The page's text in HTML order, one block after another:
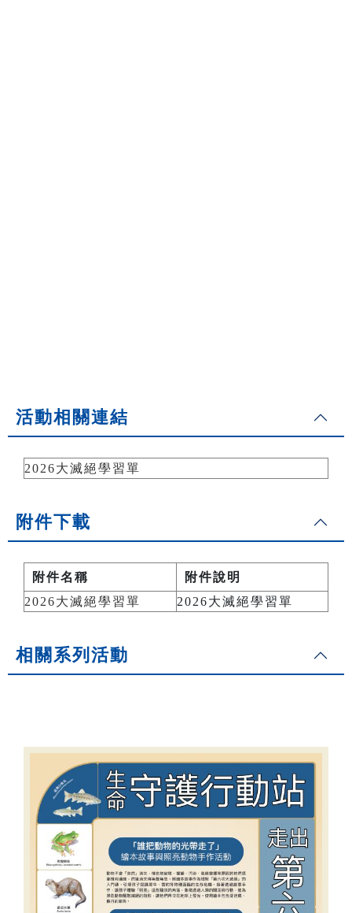
活動相關連結
2026大滅絕學習單
附件下載
附件名稱
附件說明
2026大滅絕學習單
2026大滅絕學習單
相關系列活動